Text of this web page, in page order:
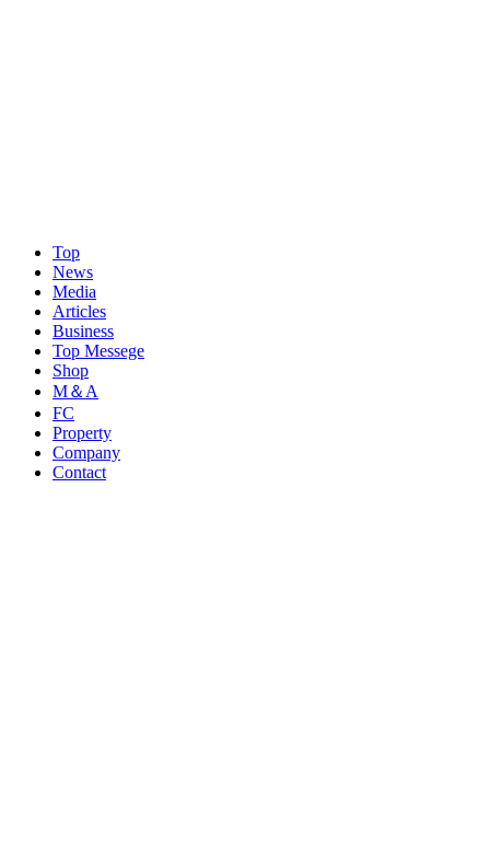
Top
News
Media
Articles
Business
Top Messege
Shop
M＆A
FC
Property
Company
Contact